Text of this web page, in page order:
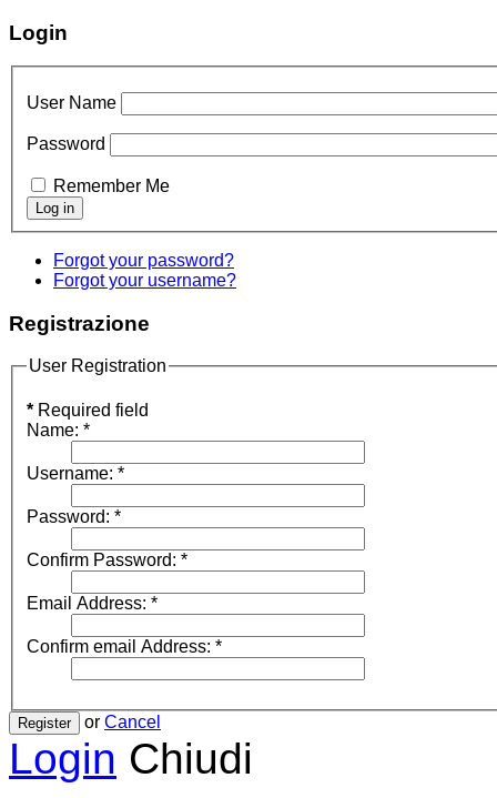
Login
User Name
Password
Remember Me
Forgot your password?
Forgot your username?
Registrazione
User Registration
* Required field
Name: *
Username: *
Password: *
Confirm Password: *
Email Address: *
Confirm email Address: *
Register or Cancel
Login Chiudi